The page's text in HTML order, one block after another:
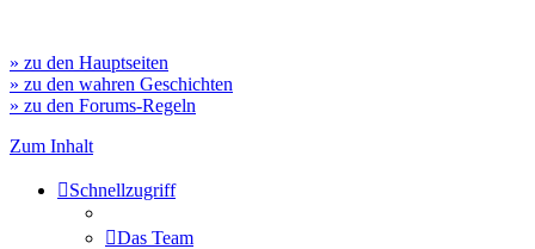
» zu den Hauptseiten
» zu den wahren Geschichten
» zu den Forums-Regeln
Zum Inhalt
Schnellzugriff
Das Team